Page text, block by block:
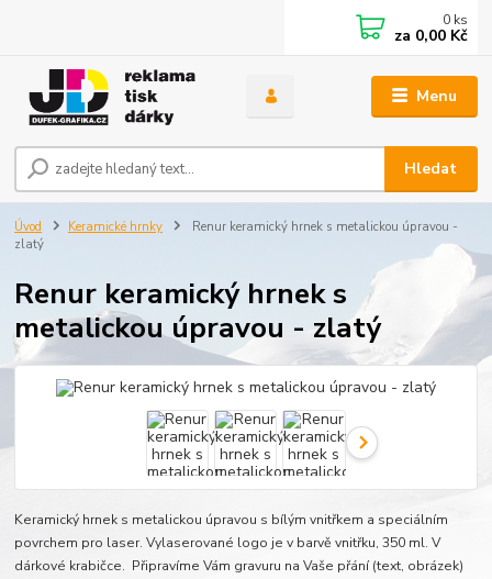
Menu
Hledat
0 ks
za 0,00 Kč
Úvod Keramické hrnky
Renur keramický hrnek s metalickou úpravou -
zlatý
Renur keramický hrnek s
metalickou úpravou - zlatý
Keramický hrnek s metalickou úpravou s bílým vnitřkem a speciálním
povrchem pro laser. Vylaserované logo je v barvě vnitřku, 350 ml. V
dárkové krabičce. Připravíme Vám gravuru na Vaše přání (text, obrázek)